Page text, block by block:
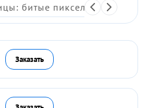
битые пиксели,
Заказать